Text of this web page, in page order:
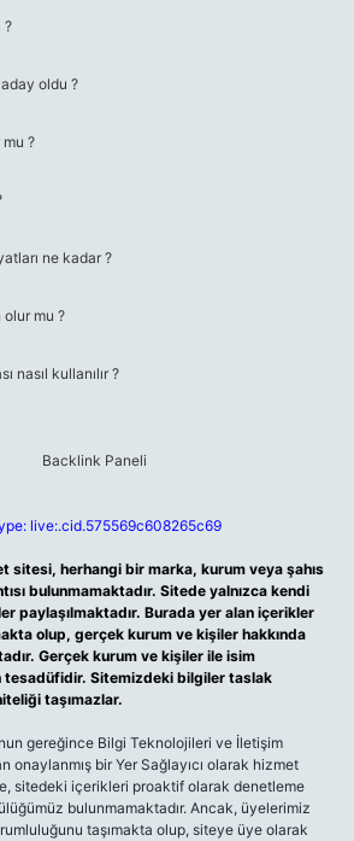
?
oldu ?
mu ?
ne kadar ?
mu ?
nasıl kullanılır ?
live:.cid.575569c608265c69
sitesi, herhangi bir marka, kurum veya şahıs
bulunmamaktadır. Sitede yalnızca kendi
paylaşılmaktadır. Burada yer alan içerikler
olup, gerçek kurum ve kişiler hakkında
Gerçek kurum ve kişiler ile isim
tesadüfidir. Sitemizdeki bilgiler taslak
taşımazlar.
gereğince Bilgi Teknolojileri ve İletişim
onaylanmış bir Yer Sağlayıcı olarak hizmet
sitedeki içerikleri proaktif olarak denetleme
bulunmamaktadır. Ancak, üyelerimiz
taşımakta olup, siteye üye olarak